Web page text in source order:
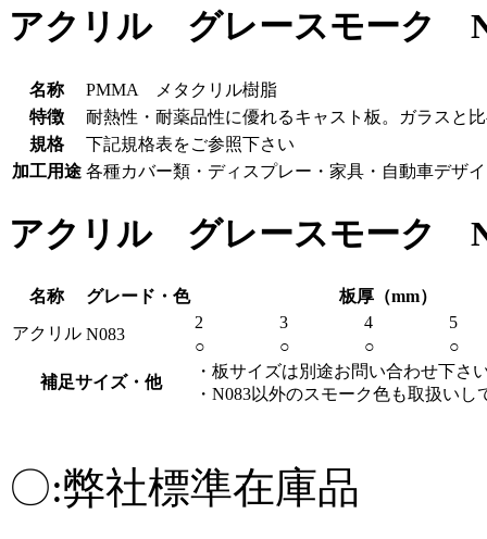
アクリル グレースモーク
名称
PMMA メタクリル樹脂
特徴
耐熱性・耐薬品性に優れるキャスト板。ガラスと
規格
下記規格表をご参照下さい
加工用途 各種カバー類・ディスプレー・家具・自動車デザ
アクリル グレースモーク
名称 グレード・色
板厚（mm）
アクリル N083
2 3 4
5
○
○ ○
○
補足サイズ・他
・板サイズは別途お問い合わせ下さ
・N083以外のスモーク色も取扱いし
〇:弊社標準在庫品